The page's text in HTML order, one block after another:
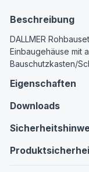
Beschreibung
DALLMER
Einbaugehäuse mit
Bauschutzkasten/
Eigenschaften
Downloads